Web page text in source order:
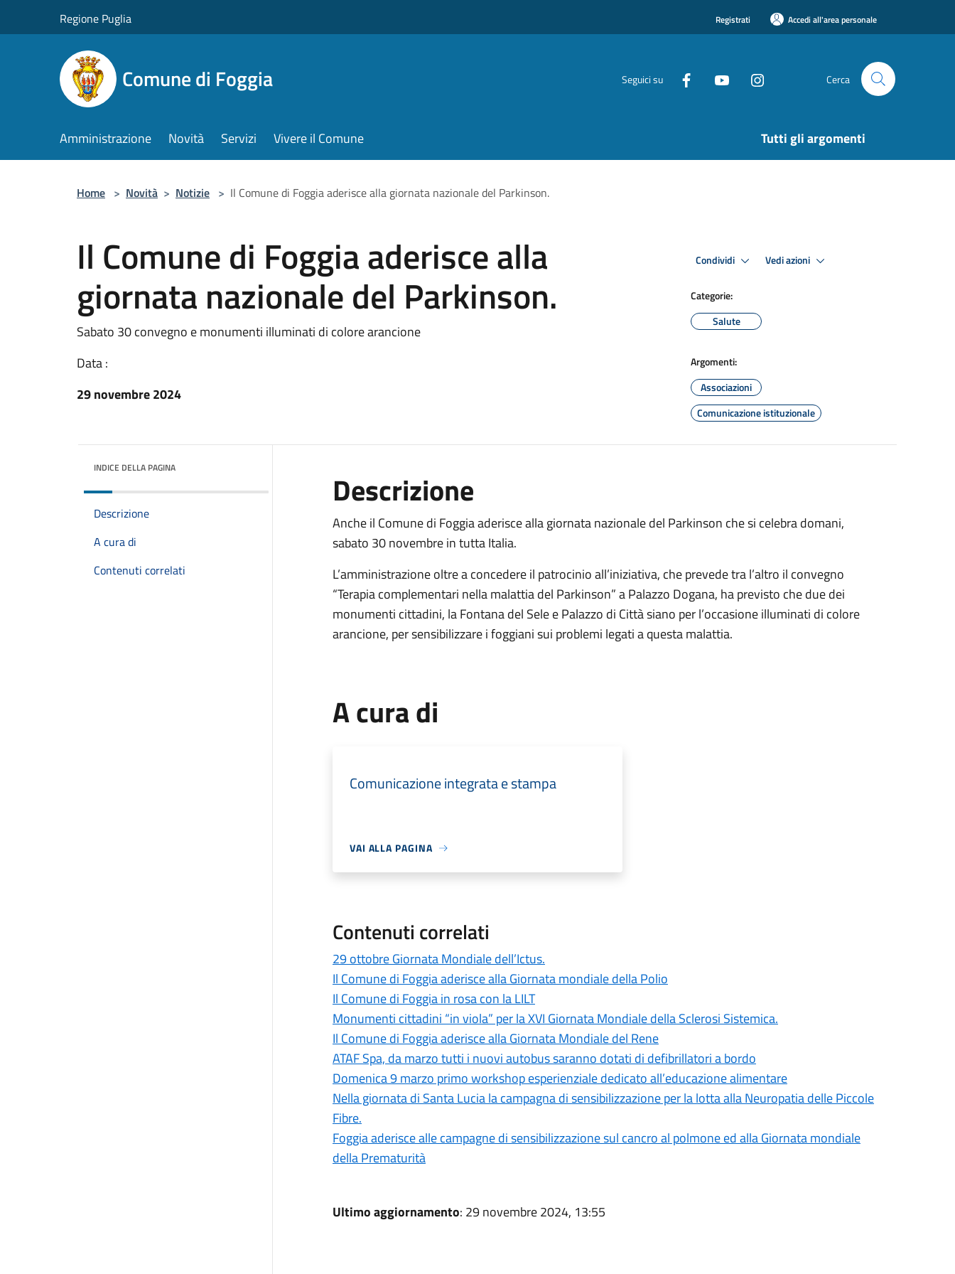
Regione Puglia Registrati Accedi all'area personale
Comune di Foggia Seguici su Cerca
Amministrazione Novità Servizi Vivere il Comune Tutti gli argomenti
Home > Novità > Notizie > Il Comune di Foggia aderisce alla giornata nazionale del Parkinson.
Il Comune di Foggia aderisce alla
giornata nazionale del Parkinson.
Sabato 30 convegno e monumenti illuminati di colore arancione
Data :
29 novembre 2024
Condividi Vedi azioni
Categorie:
Salute
Argomenti:
Associazioni
Comunicazione istituzionale
INDICE DELLA PAGINA
Descrizione
A cura di
Contenuti correlati
Descrizione
Anche il Comune di Foggia aderisce alla giornata nazionale del Parkinson che si celebra domani,
sabato 30 novembre in tutta Italia.
L’amministrazione oltre a concedere il patrocinio all’iniziativa, che prevede tra l’altro il convegno
“Terapia complementari nella malattia del Parkinson” a Palazzo Dogana, ha previsto che due dei
monumenti cittadini, la Fontana del Sele e Palazzo di Città siano per l’occasione illuminati di colore
arancione, per sensibilizzare i foggiani sui problemi legati a questa malattia.
A cura di
Comunicazione integrata e stampa
VAI ALLA PAGINA
Contenuti correlati
29 ottobre Giornata Mondiale dell’Ictus.
Il Comune di Foggia aderisce alla Giornata mondiale della Polio
Il Comune di Foggia in rosa con la LILT
Monumenti cittadini “in viola” per la XVI Giornata Mondiale della Sclerosi Sistemica.
Il Comune di Foggia aderisce alla Giornata Mondiale del Rene
ATAF Spa, da marzo tutti i nuovi autobus saranno dotati di defibrillatori a bordo
Domenica 9 marzo primo workshop esperienziale dedicato all’educazione alimentare
Nella giornata di Santa Lucia la campagna di sensibilizzazione per la lotta alla Neuropatia delle Piccole
Fibre.
Foggia aderisce alle campagne di sensibilizzazione sul cancro al polmone ed alla Giornata mondiale
della Prematurità
Ultimo aggiornamento: 29 novembre 2024, 13:55